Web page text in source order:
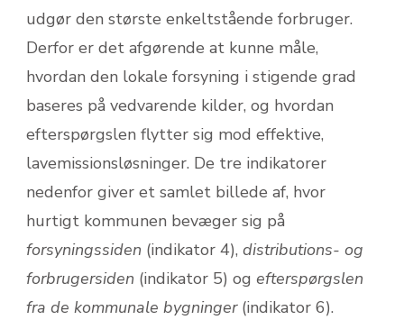
udgør den største enkeltstående forbruger.
Derfor er det afgørende at kunne måle,
hvordan den lokale forsyning i stigende grad
baseres på vedvarende kilder, og hvordan
efterspørgslen flytter sig mod effektive,
lavemissions­løsninger. De tre indikatorer
nedenfor giver et samlet billede af, hvor
hurtigt kommunen bevæger sig på
forsyningssiden (indikator 4), distributions- og
forbruger­siden (indikator 5) og efterspørgslen
fra de kommunale bygninger(indikator 6).